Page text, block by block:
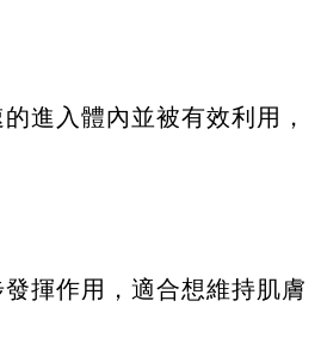
進入體內並被有效利用，
揮作用，適合想維持肌膚